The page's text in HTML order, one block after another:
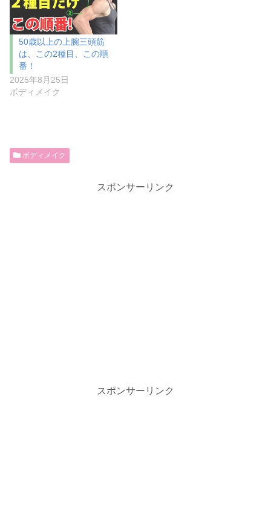
50歳以上の上腕三頭筋
は、この2種目、この順
番！
2025年8月25日
ボディメイク
ボディメイク
スポンサーリンク
スポンサーリンク